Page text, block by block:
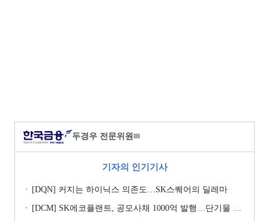
두경우 전문위원 ✉
기자의 인기기사
[DQN] 커지는 하이닉스 의존도…SK스퀘어의 딜레마
[DCM] SK에코플랜트, 공모사채 1000억 발행…단기물 승부수